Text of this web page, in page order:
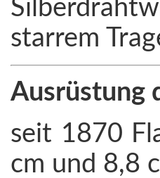
starrem
Ausrüstung
seit 1870
cm und 8,8